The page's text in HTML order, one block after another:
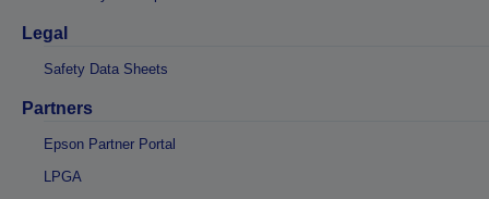
Legal
Safety Data Sheets
Partners
Epson Partner Portal
LPGA